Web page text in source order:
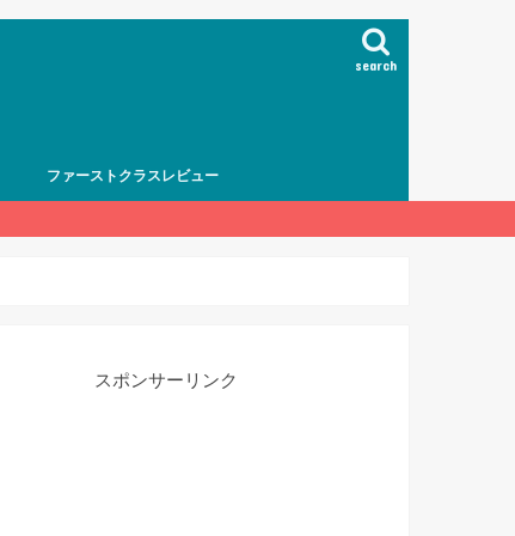
search
ファーストクラスレビュー
スポンサーリンク